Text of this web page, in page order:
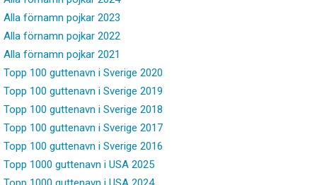
Alla förnamn pojkar 2023
Alla förnamn pojkar 2022
Alla förnamn pojkar 2021
Topp 100 guttenavn i Sverige 2020
Topp 100 guttenavn i Sverige 2019
Topp 100 guttenavn i Sverige 2018
Topp 100 guttenavn i Sverige 2017
Topp 100 guttenavn i Sverige 2016
Topp 1000 guttenavn i USA 2025